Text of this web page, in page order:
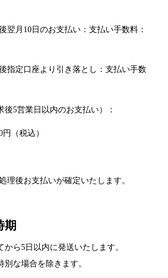
翌月10日のお支払い：支払い手数料：
指定口座より引き落とし：支払い手数
5営業日以内のお支払い）：
（税込）
理後お支払いが確定いたします。
期
ら5日以内に発送いたします。
な場合を除きます。